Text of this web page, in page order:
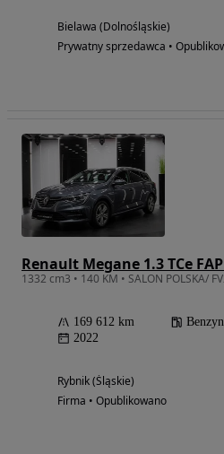
Bielawa (Dolnośląskie)
Prywatny sprzedawca •
Renault Megane 1.3 TCe
169 612 km
2022
Rybnik (Śląskie)
Firma • Opublikowano